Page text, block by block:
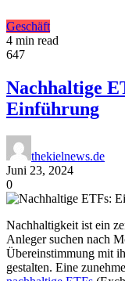
Geschäft
4 min read
647
Nachhaltige
Einführung
thekielnews.de
Juni 23, 2024
0
Nachhaltigkeit ist ein
Anleger suchen nach
Übereinstimmung mit
gestalten. Eine